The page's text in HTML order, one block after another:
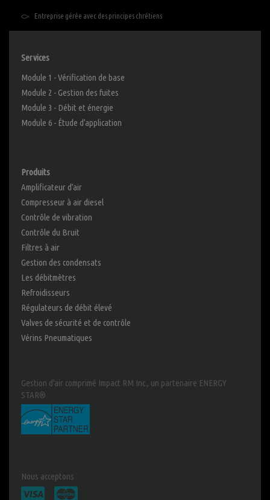
Entreprise gérée avec des principes chrétiens
Services
Module 1 - Vérification de base
Module 2 - Gestion des fuites
Module 3 - Débit et énergie
Module 6 - Étude d’application
Produits
Amplificateur d’air
Compresseur à air diesel
Contrôle de vibration
Contrôle du Bruit
Filtres à air
Gestion des condensats
Les débitmètres
Refroidisseurs
Régulateurs de débit élevé
Valves de sécurité et de contrôle
Vérins Pneumatiques
Gestion d'air comprimé Impact RM Inc., un partenaire ENERGY
STAR®
Nous acceptons